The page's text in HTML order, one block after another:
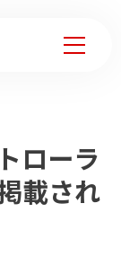
ローラ
載され